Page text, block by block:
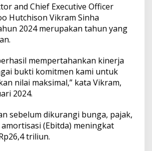
g
g
a
P
e
r
s
e
and Chief Executive Officer
Hutchison Vikram Sinha
2024 merupakan tahun yang
mempertahankan kinerja
bukti komitmen kami untuk
nilai maksimal,” kata Vikram,
2024.
sebelum dikurangi bunga, pajak,
(Ebitda) meningkat
triliun.